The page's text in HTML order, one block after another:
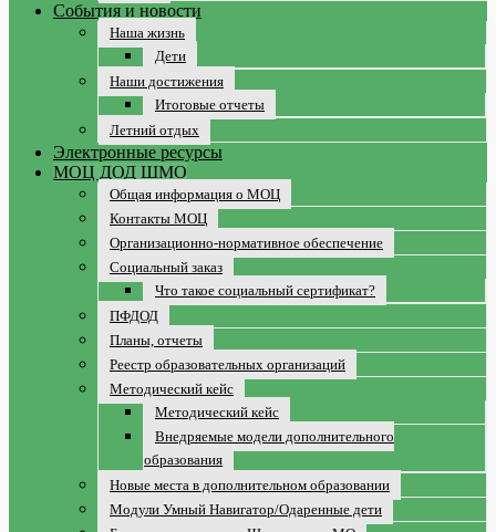
События и новости
Наша жизнь
Дети
Наши достижения
Итоговые отчеты
Летний отдых
Электронные ресурсы
МОЦ ДОД ШМО
Общая информация о МОЦ
Контакты МОЦ
Организационно-нормативное обеспечение
Социальный заказ
Что такое социальный сертификат?
ПФДОД
Планы, отчеты
Реестр образовательных организаций
Методический кейс
Методический кейс
Внедряемые модели дополнительного
образования
Новые места в дополнительном образовании
Модули Умный Навигатор/Одаренные дети